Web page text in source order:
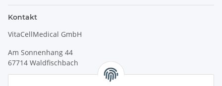
Kontakt
VitaCellMedical GmbH
Am Sonnenhang 44
67714 Waldfischbach